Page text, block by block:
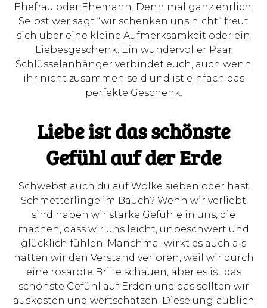
Ehefrau oder Ehemann. Denn mal ganz ehrlich:
Selbst wer sagt “wir schenken uns nicht” freut
sich über eine kleine Aufmerksamkeit oder ein
Liebesgeschenk. Ein wundervoller Paar
Schlüsselanhänger verbindet euch, auch wenn
ihr nicht zusammen seid und ist einfach das
perfekte Geschenk.
Liebe ist das schönste
Gefühl auf der Erde
Schwebst auch du auf Wolke sieben oder hast
Schmetterlinge im Bauch? Wenn wir verliebt
sind haben wir starke Gefühle in uns, die
machen, dass wir uns leicht, unbeschwert und
glücklich fühlen. Manchmal wirkt es auch als
hätten wir den Verstand verloren, weil wir durch
eine rosarote Brille schauen, aber es ist das
schönste Gefühl auf Erden und das sollten wir
auskosten und wertschätzen. Diese unglaublich